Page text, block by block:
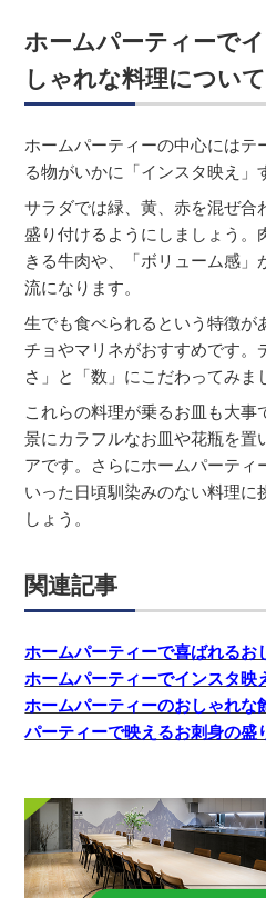
ホームパーティーで
しゃれな料理について
ホームパーティーの中心にはテ
る物がいかに「インスタ映え」
サラダでは緑、黄、赤を混ぜ合
盛り付けるようにしましょう。
きる牛肉や、「ボリューム感」
流になります。
生でも食べられるという特徴が
チョやマリネがおすすめです。
さ」と「数」にこだわってみま
これらの料理が乗るお皿も大事
景にカラフルなお皿や花瓶を置
アです。さらにホームパーティ
いった日頃馴染みのない料理に
しょう。
関連記事
ホームパーティーで喜ばれるお
ホームパーティーでインスタ映
ホームパーティーのおしゃれな
パーティーで映えるお刺身の盛